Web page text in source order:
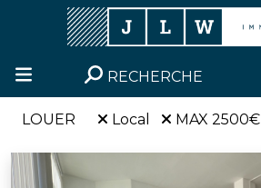
RECHERCHE
LOUER Local MAX 2500€